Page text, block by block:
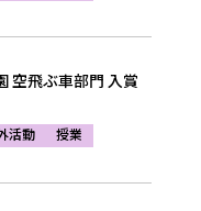
空飛ぶ車部門 入賞
活動
授業